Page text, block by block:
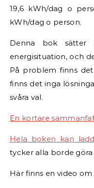
19,6 kWh/dag o
kWh/dag o person.
Denna bok
energisituation, och
På problem finns
finns det inga
svåra val.
En kortare
Hela boken kan
tycker alla borde
Här finns en video